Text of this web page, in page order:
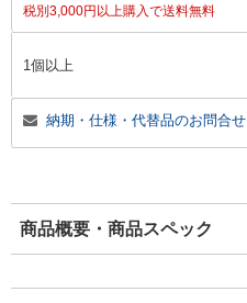
税別3,000円以上購入で送料無料
1個以上
納期・仕様・代替品のお問合せ
商品概要・商品スペック